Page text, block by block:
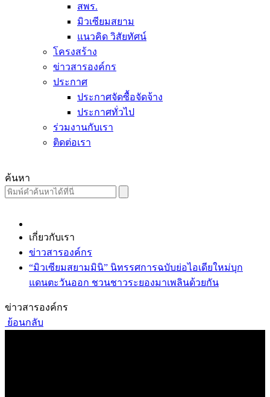
สพร.
มิวเซียมสยาม
แนวคิด วิสัยทัศน์
โครงสร้าง
ข่าวสารองค์กร
ประกาศ
ประกาศจัดซื้อจัดจ้าง
ประกาศทั่วไป
ร่วมงานกับเรา
ติดต่อเรา
ค้นหา
เกี่ยวกับเรา
ข่าวสารองค์กร
“มิวเซียมสยามมินิ” นิทรรศการฉบับย่อไอเดียใหม่บุก
แดนตะวันออก ชวนชาวระยองมาเพลินด้วยกัน
ข่าวสารองค์กร
ย้อนกลับ